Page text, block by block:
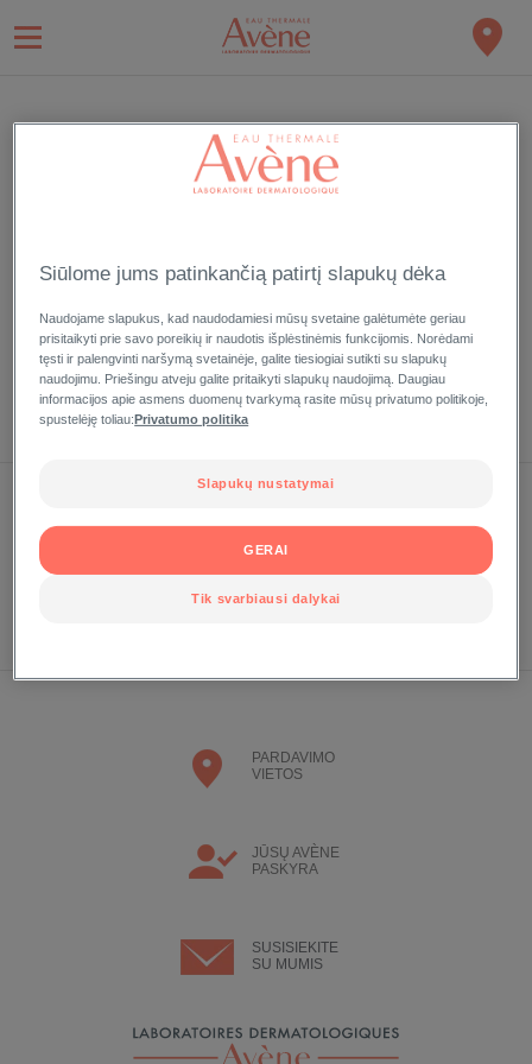
PRISIJUNGTI
Užsiregistruokite ir mėgaukitės mūsų išskirtinio Eau Thermale
Pamiršote slaptažodį?
PARDAVIMO
VIETOS
JŪSŲ AVÈNE
PASKYRA
SUSISIEKITE
SU MUMIS
Siūlome jums patinkančią patirtį slapukų dėka
Naudojame slapukus, kad naudodamiesi mūsų svetaine galėtumėte geriau
prisitaikyti prie savo poreikių ir naudotis išplėstinėmis funkcijomis. Norėdami
tęsti ir palengvinti naršymą svetainėje, galite tiesiogiai sutikti su slapukų
naudojimu. Priešingu atveju galite pritaikyti slapukų naudojimą. Daugiau
informacijos apie asmens duomenų tvarkymą rasite mūsų privatumo politikoje,
spustelėję toliau:Privatumo politika
Slapukų nustatymai
Tik svarbiausi dalykai
GERAI